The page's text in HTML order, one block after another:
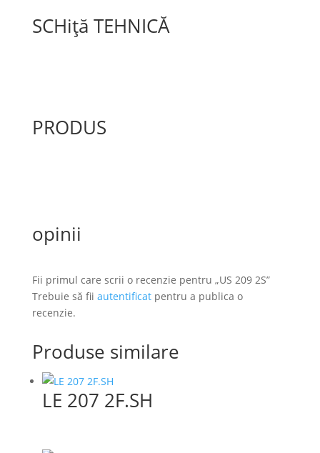
SCHiță TEHNICĂ
PRODUS
opinii
Fii primul care scrii o recenzie pentru „US 209 2S”
Trebuie să fii autentificatpentru a publica o
recenzie.
Produse similare
LE 207 2F.SH